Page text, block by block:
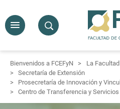
Bienvenidos a FCEFyN La Facultad
Secretaría de Extensión
Prosecretaría de Innovación y
Centro de Transferencia y Servicios